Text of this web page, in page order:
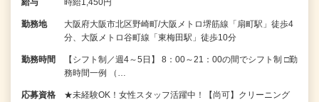
勤務地
大阪府大阪市北区野崎町/大阪メトロ堺筋線「扇町駅」徒歩4
分、大阪メトロ谷町線「東梅田駅」徒歩10分
勤務時間
【シフト制／週4～5日】 8：00～21：00の間でシフト制 □勤
務時間一例 （…
応募資格
★未経験OK！女性スタッフ活躍中！【尚可】クリーニング